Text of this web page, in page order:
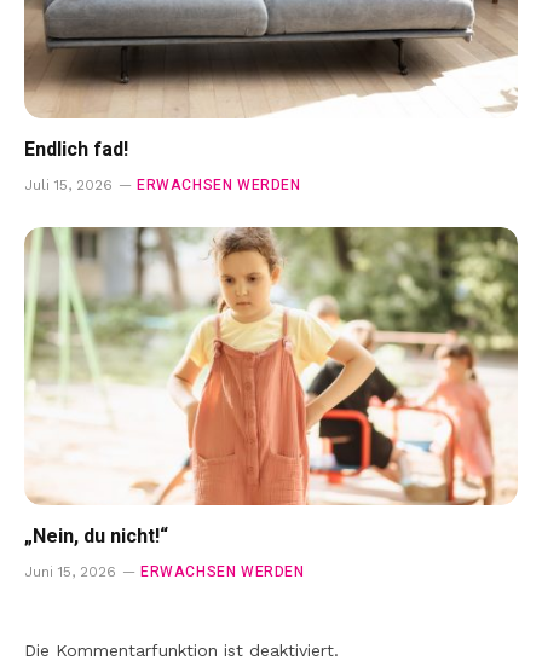
Endlich fad!
Juli 15, 2026 ERWACHSEN WERDEN
„Nein, du nicht!“
Juni 15, 2026 ERWACHSEN WERDEN
Die Kommentarfunktion ist deaktiviert.